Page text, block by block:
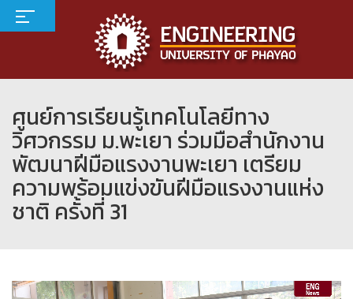
ศูนย์การเรียนรู้เทคโนโลยีทาง
วิศวกรรม ม.พะเยา ร่วมมือสำนักงาน
พัฒนาฝีมือแรงงานพะเยา เตรียม
ความพร้อมแข่งขันฝีมือแรงงานแห่ง
ชาติ ครั้งที่ 31